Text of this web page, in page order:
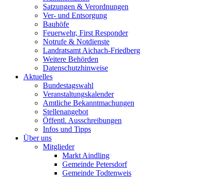
Satzungen & Verordnungen
Ver- und Entsorgung
Bauhöfe
Feuerwehr, First Responder
Notrufe & Notdienste
Landratsamt Aichach-Friedberg
Weitere Behörden
Datenschutzhinweise
Aktuelles
Bundestagswahl
Veranstaltungskalender
Amtliche Bekanntmachungen
Stellenangebot
Öffentl. Ausschreibungen
Infos und Tipps
Über uns
Mitglieder
Markt Aindling
Gemeinde Petersdorf
Gemeinde Todtenweis